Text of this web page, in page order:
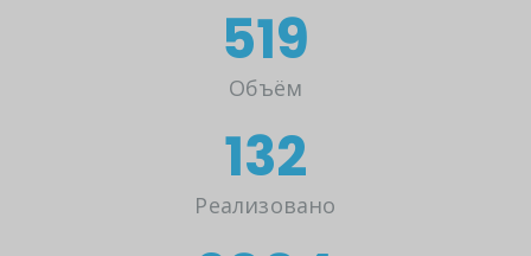
524т
Объём
134т
Реализовано